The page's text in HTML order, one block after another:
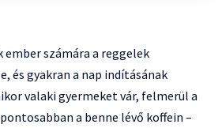
ember számára a reggelek
és gyakran a nap indításának
valaki gyermeket vár, felmerül a
a benne lévő koffein –